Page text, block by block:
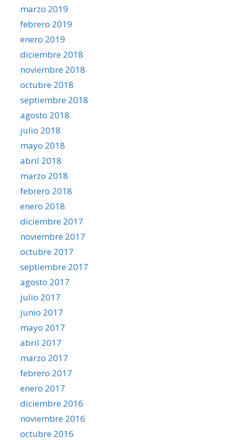
marzo 2019
febrero 2019
enero 2019
diciembre 2018
noviembre 2018
octubre 2018
septiembre 2018
agosto 2018
julio 2018
mayo 2018
abril 2018
marzo 2018
febrero 2018
enero 2018
diciembre 2017
noviembre 2017
octubre 2017
septiembre 2017
agosto 2017
julio 2017
junio 2017
mayo 2017
abril 2017
marzo 2017
febrero 2017
enero 2017
diciembre 2016
noviembre 2016
octubre 2016